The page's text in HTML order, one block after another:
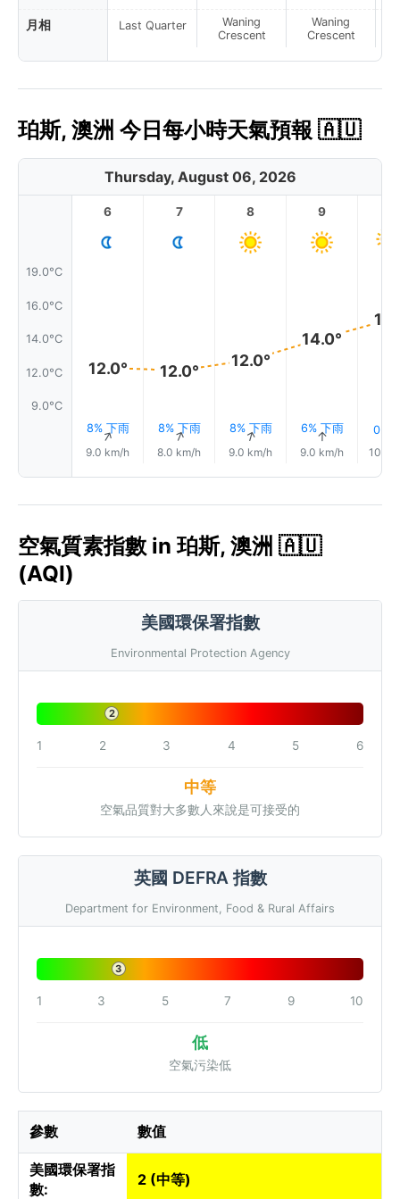
月相 Last Quarter
Waning
Crescent
Waning
Crescent
珀斯, 澳洲 今日每小時天氣預報 🇦🇺
Thursday, August 06, 2026
19.0°C
16.0°C
14.0°C
12.0°C
9.0°C
6
12.0°
8% 下雨
↑
9.0 km/h
7
12.0°
8% 下雨
↑
8.0 km/h
8
12.0°
8% 下雨
↑
9.0 km/h
9
14.0°
6% 下雨
↑
9.0 km/h
0.0
10.0
空氣質素指數 in 珀斯, 澳洲 🇦🇺
(AQI)
美國環保署指數
Environmental Protection Agency
2
1 2 3 4 5 6
中等
空氣品質對大多數人來說是可接受的
英國 DEFRA 指數
Department for Environment, Food & Rural Affairs
3
1 3 5 7 9 10
低
空氣污染低
參數 數值
美國環保署指
數:
2 (中等)